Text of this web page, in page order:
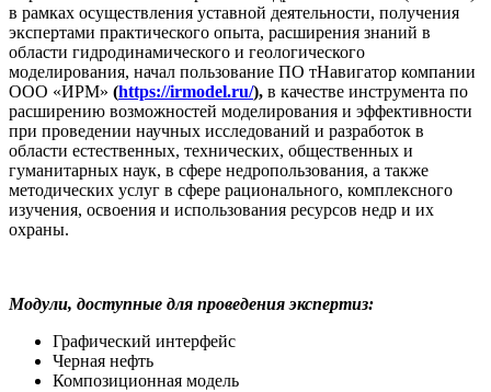
в рамках осуществления уставной деятельности, получения
экспертами практического опыта, расширения знаний в
области гидродинамического и геологического
моделирования, начал пользование ПО тНавигатор компании
ООО «ИРМ» (https://irmodel.ru/), в качестве инструмента по
расширению возможностей моделирования и эффективности
при проведении научных исследований и разработок в
области естественных, технических, общественных и
гуманитарных наук, в сфере недропользования, а также
методических услуг в сфере рационального, комплексного
изучения, освоения и использования ресурсов недр и их
охраны.
Модули, доступные для проведения экспертиз:
Графический интерфейс
Черная нефть
Композиционная модель